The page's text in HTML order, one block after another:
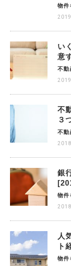
物件
い
意
不動
不
３
不動
銀
物件
人
ト
物件